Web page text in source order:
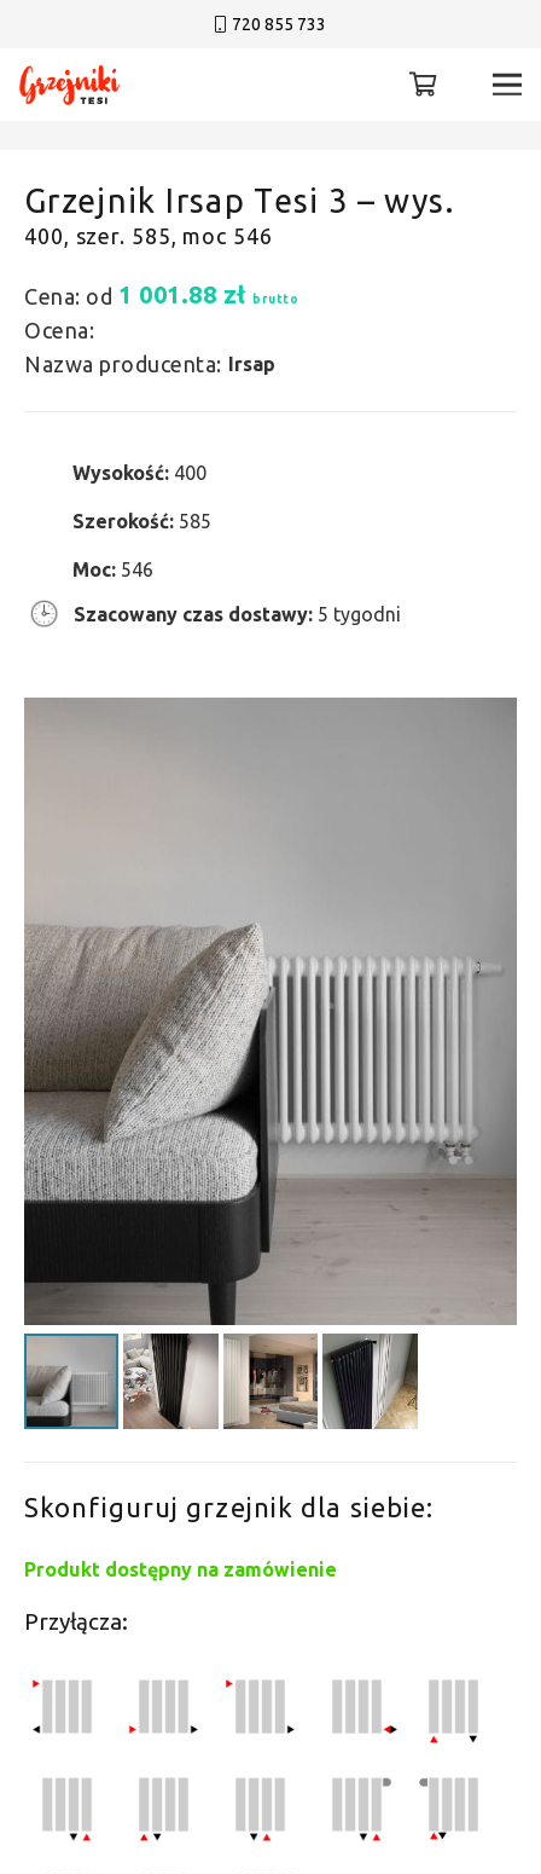
720 855 733
Grzejnik Irsap Tesi 3 – wys.
400, szer. 585, moc 546
Cena: od 1 001.88 zł brutto
Ocena:
Nazwa producenta: Irsap
Wysokość: 400
Szerokość: 585
Moc: 546
Szacowany czas dostawy: 5 tygodni
Skonfiguruj grzejnik dla siebie:
Produkt dostępny na zamówienie
Przyłącza: